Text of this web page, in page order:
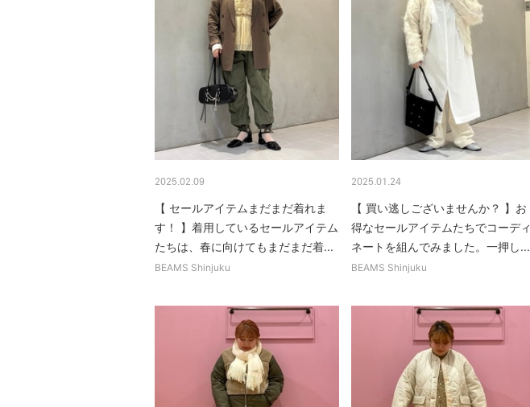
2025.02.09
【 セールアイテムまだまだ着れま
す！ 】着用しているセールアイテム
たちは、春に向けてもまだまだ着...
BEAMS Shinjuku
2025.01.24
【 買い逃しございませんか？ 】お
得なセールアイテムたちでコーディ
ネートを組んでみました。一押し...
BEAMS Shinjuku